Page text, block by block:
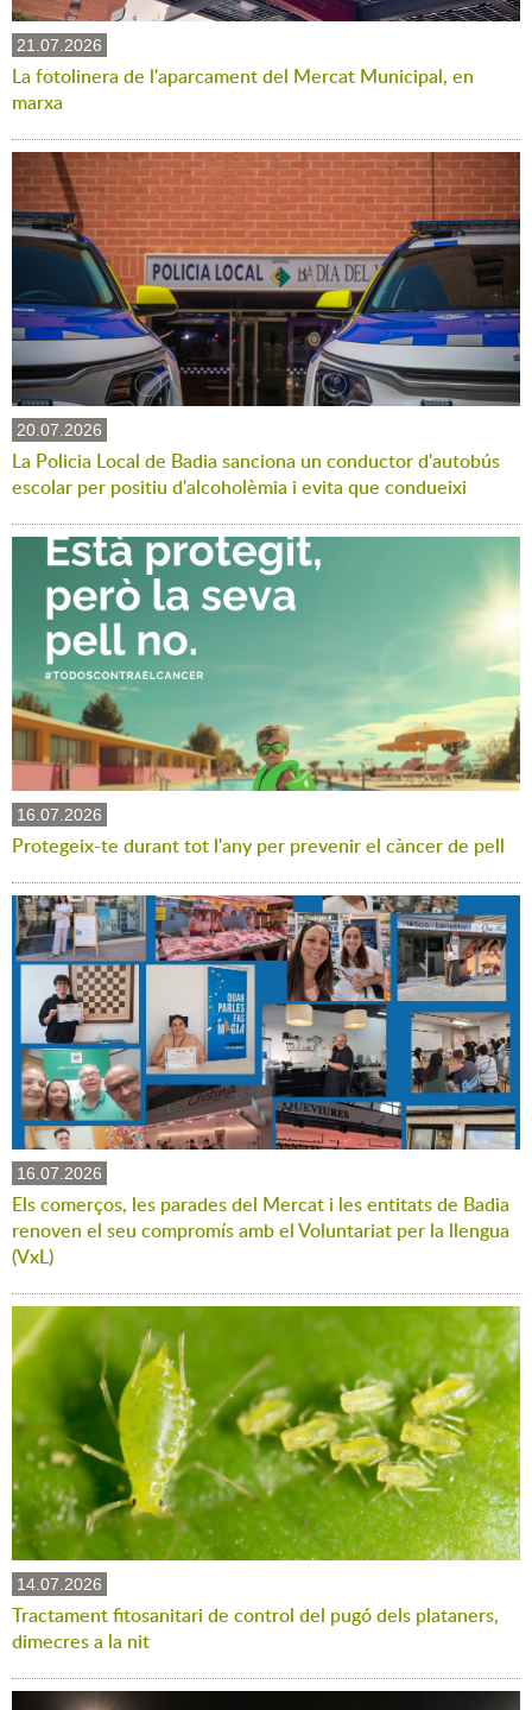
21.07.2026
La fotolinera de l'aparcament del Mercat Municipal, en
marxa
20.07.2026
La Policia Local de Badia sanciona un conductor d'autobús
escolar per positiu d'alcoholèmia i evita que condueixi
16.07.2026
Protegeix-te durant tot l'any per prevenir el càncer de pell
16.07.2026
Els comerços, les parades del Mercat i les entitats de Badia
renoven el seu compromís amb el Voluntariat per la llengua
(VxL)
14.07.2026
Tractament fitosanitari de control del pugó dels plataners,
dimecres a la nit